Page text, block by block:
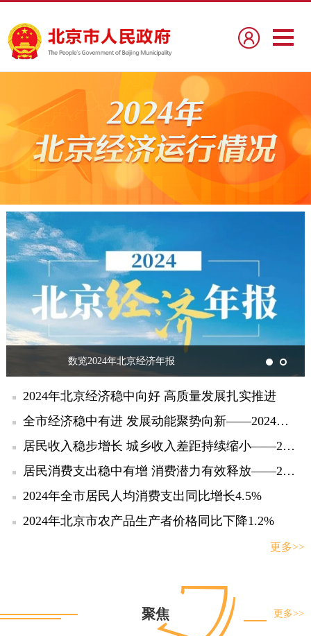
数览2024年北京经济年报
2024年北京经济稳中向好 高质量发展扎实推进
全市经济稳中有进 发展动能聚势向新——2024年北京经济运行情况解读
居民收入稳步增长 城乡收入差距持续缩小——2024年北京居民收入情况解读
居民消费支出稳中有增 消费潜力有效释放——2024年北京居民消费支出情况解读
2024年全市居民人均消费支出同比增长4.5%
2024年北京市农产品生产者价格同比下降1.2%
更多>>
聚焦 更多>>